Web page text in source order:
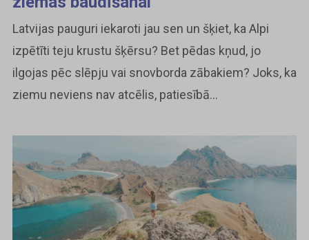
Latvijas pauguri iekaroti jau sen un šķiet, ka Alpi
izpētīti teju krustu šķērsu? Bet pēdas kņud, jo
ilgojas pēc slēpju vai snovborda zābakiem? Joks, ka
ziemu neviens nav atcēlis, patiesībā...